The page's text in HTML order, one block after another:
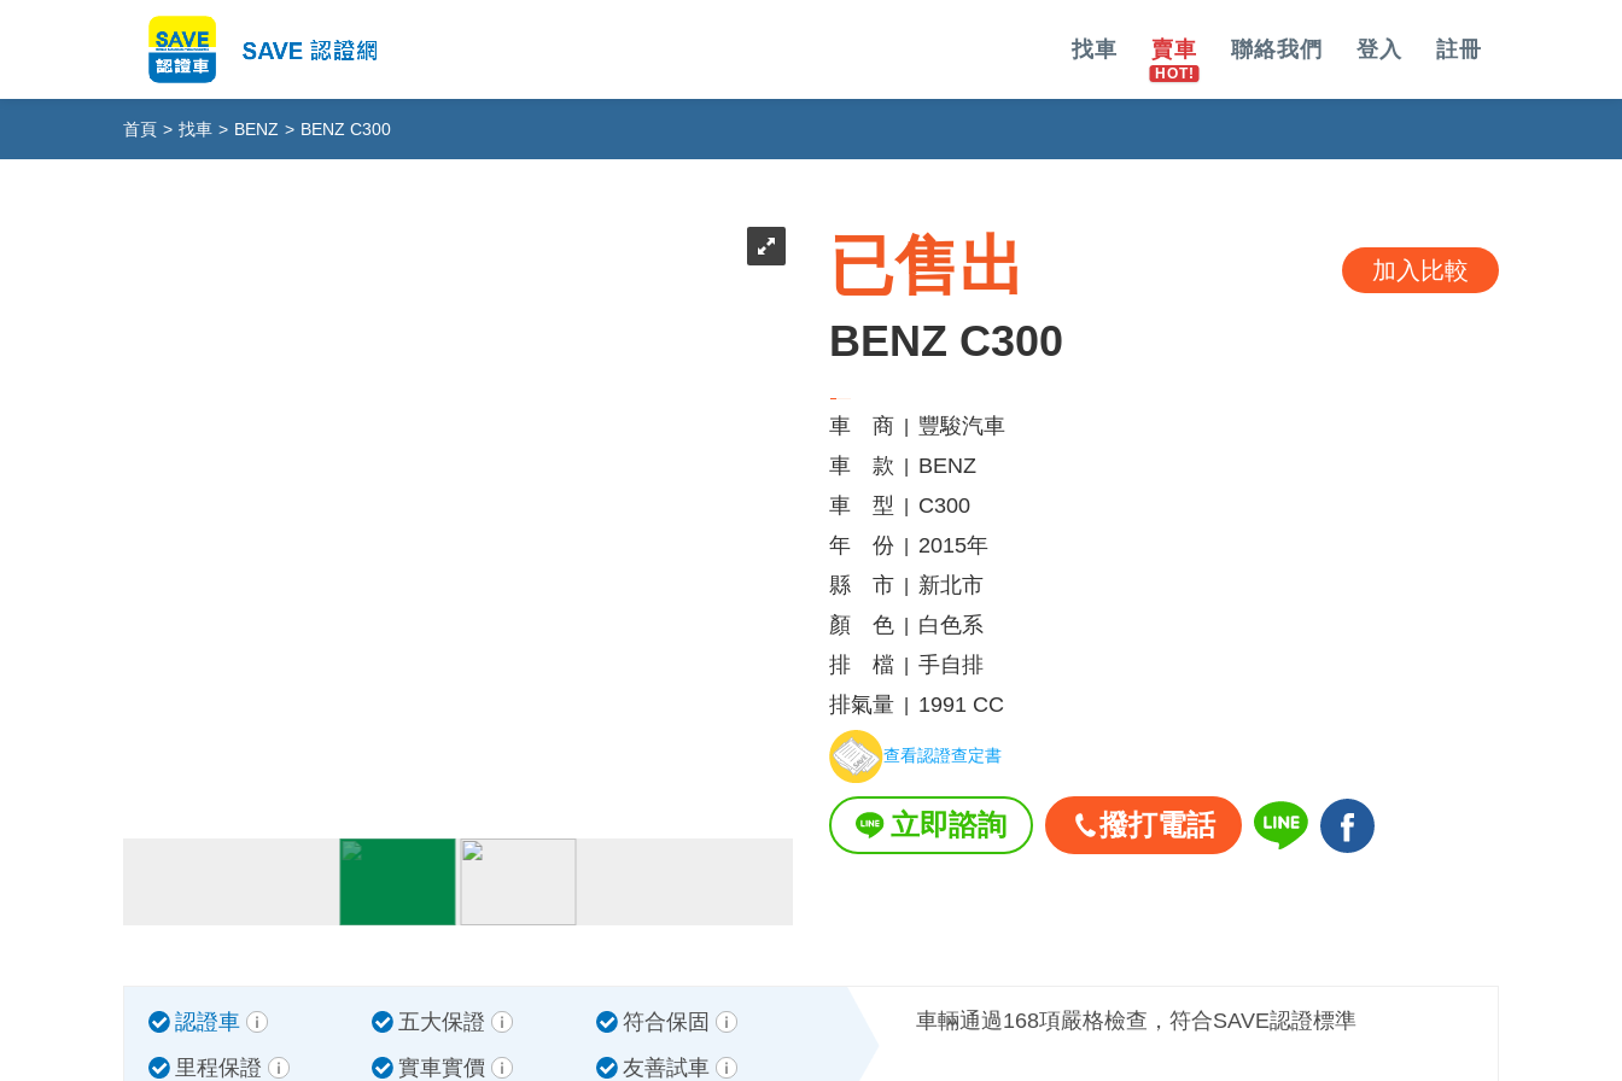
找車 賣車 聯絡我們 登入 註冊
首頁 > 找車 > BENZ > BENZ C300
已售出 加入比較
BENZ C300
車 商
豐駿汽車
車 款
BENZ
車 型
C300
年 份
2015年
縣 市
新北市
顏 色
白色系
排 檔
手自排
排氣量
1991 CC
查看認證查定書
立即諮詢 撥打電話
認證車 五大保證
符合保固
里程保證
實車實價 友善試車
車輛通過168項嚴格檢查，符合SAVE認證標準